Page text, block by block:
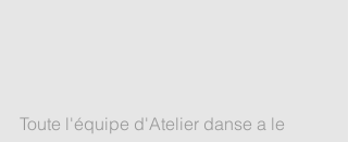
Toute l'équipe d'Atelier danse a le